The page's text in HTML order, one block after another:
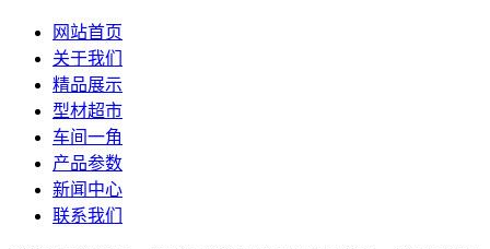
网站首页
关于我们
精品展示
型材超市
车间一角
产品参数
新闻中心
联系我们